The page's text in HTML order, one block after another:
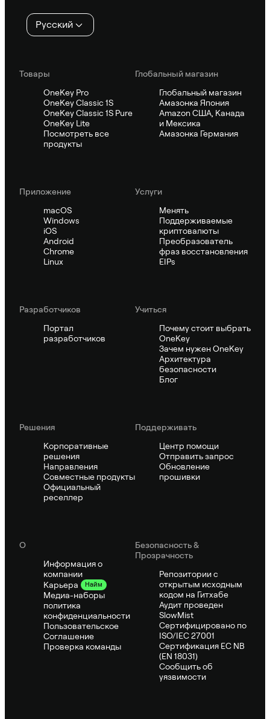
Русский
Товары
OneKey Pro
OneKey Classic 1S
OneKey Classic 1S Pure
OneKey Lite
Посмотреть все
продукты
Глобальный магазин
Глобальный магазин
Амазонка Япония
Amazon США, Канада
и Мексика
Амазонка Германия
Приложение
macOS
Windows
iOS
Android
Chrome
Linux
Услуги
Менять
Поддерживаемые
криптовалюты
Преобразователь
фраз восстановления
EIPs
Pазработчиков
Портал
разработчиков
Учиться
Почему стоит выбрать
OneKey
Зачем нужен OneKey
Архитектура
безопасности
Блог
Решения
Корпоративные
решения
Направления
Совместные продукты
Официальный
реселлер
Поддерживать
Центр помощи
Отправить запрос
Обновление
прошивки
О
Информация о
компании
Карьера
Найм
Медиа-наборы
политика
конфиденциальности
Пользовательское
Соглашение
Проверка команды
Безопасность &
Прозрачность
Репозитории с
открытым исходным
кодом на Гитхабе
Аудит проведен
SlowMist
Сертифицировано по
ISO/IEC 27001
Сертификация ЕС NB
(EN 18031)
Сообщить об
уязвимости